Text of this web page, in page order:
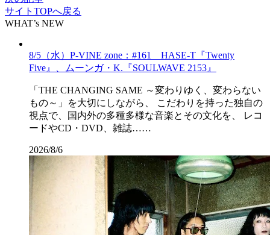
サイトTOPへ戻る
WHAT’s NEW
8/5（水）P-VINE zone：#161 HASE-T『Twenty
Five』、ムーンガ・K.『SOULWAVE 2153』
「THE CHANGING SAME ～変わりゆく、変わらない
もの～」を大切にしながら、 こだわりを持った独自の
視点で、国内外の多種多様な音楽とその文化を、 レコ
ードやCD・DVD、雑誌……
2026/8/6